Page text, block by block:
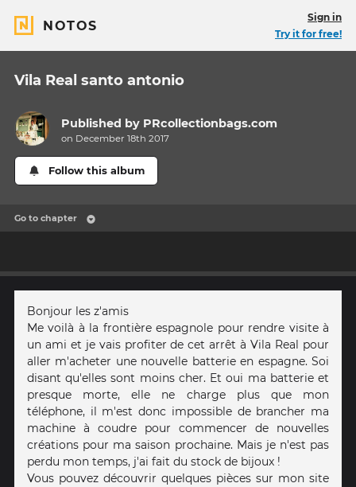
NOTOS
Sign in
Try it for free!
Vila Real santo antonio
Published by PRcollectionbags.com
on December 18th 2017
Follow this album
Go to chapter
Bonjour les z'amis
Me voilà à la frontière espagnole pour rendre visite à
un ami et je vais profiter de cet arrêt à Vila Real pour
aller m'acheter une nouvelle batterie en espagne. Soi
disant qu'elles sont moins cher. Et oui ma batterie et
presque morte, elle ne charge plus que mon
téléphone, il m'est donc impossible de brancher ma
machine à coudre pour commencer de nouvelles
créations pour ma saison prochaine. Mais je n'est pas
perdu mon temps, j'ai fait du stock de bijoux !
Vous pouvez découvrir quelques pièces sur mon site